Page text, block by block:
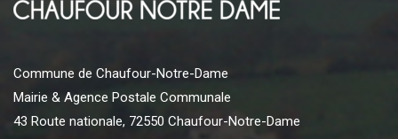
Commune de Chaufour-Notre-Dame
Mairie & Agence Postale Communale
43 Route nationale, 72550 Chaufour-Notre-Dame